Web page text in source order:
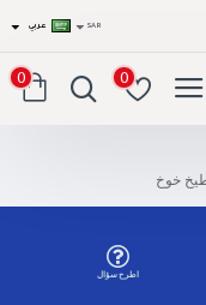
SAR عربي
0
0
اطرح سؤال